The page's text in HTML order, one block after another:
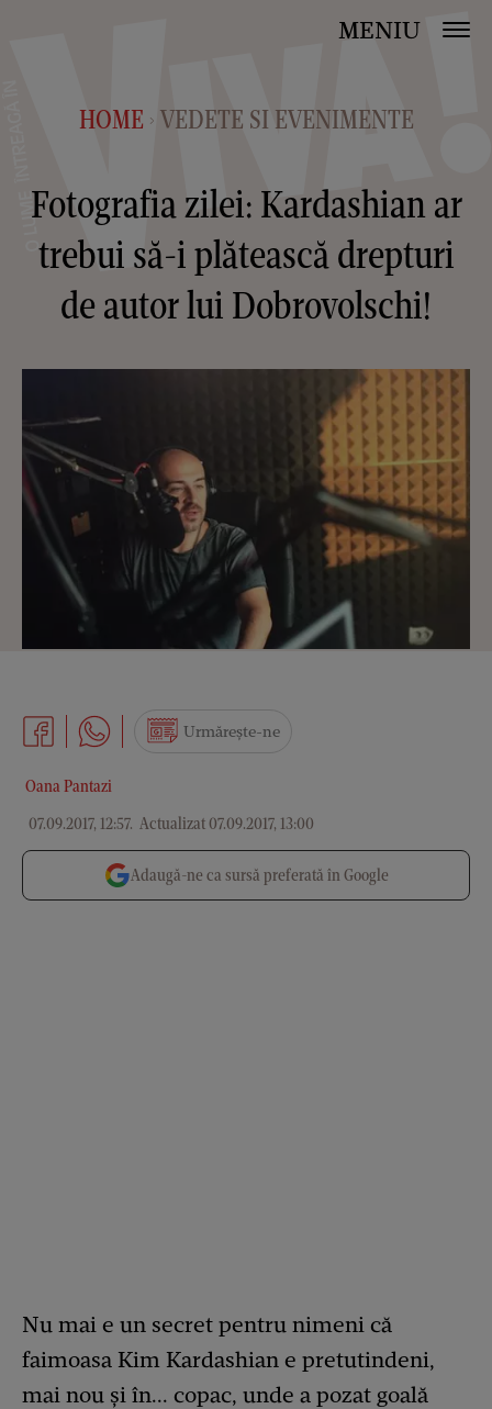
MENIU
HOME > VEDETE SI EVENIMENTE
Fotografia zilei: Kardashian ar
trebui să-i plătească drepturi
de autor lui Dobrovolschi!
Oana Pantazi
07.09.2017, 12:57. Actualizat 07.09.2017, 13:00
Urmărește-ne
Adaugă-ne ca sursă preferată în Google
Nu mai e un secret pentru nimeni că
faimoasa Kim Kardashian e pretutindeni,
mai nou și în... copac, unde a pozat goală